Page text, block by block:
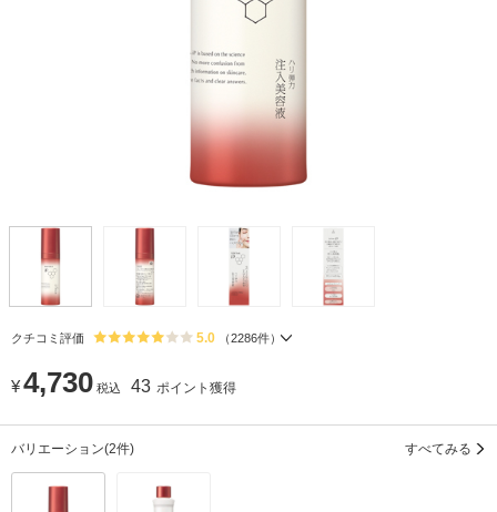
クチコミ評価 5.0 （2286件）
¥4,730 税込 43 ポイント獲得
バリエーション(2件) すべてみる